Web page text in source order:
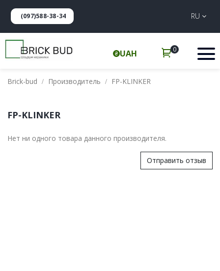
(097)588-38-34 RU
UAH 0
Brick-bud Производитель FP-KLINKER
FP-KLINKER
Нет ни одного товара данного производителя.
Отправить отзыв